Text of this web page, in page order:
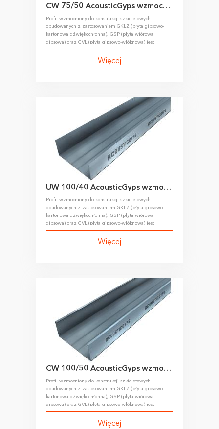
CW 75/50 AcousticGyps wzmocniony profil słupkowy
Profil wzmocniony do konstrukcji szkieletowych
obudowanych z zastosowaniem GKLZ (płyta gipsowo-
kartonowa dźwiękochłonna), GSP (płyta wiórowa
gipsowa) oraz GVL (płyta gipsowo-włóknowa) jest
wykonywany metodą walcowania na zimno taśmy
Więcej
UW 100/40 AcousticGyps wzmocniony profil prowadzący
Profil wzmocniony do konstrukcji szkieletowych
obudowanych z zastosowaniem GKLZ (płyta gipsowo-
kartonowa dźwiękochłonna), GSP (płyta wiórowa
gipsowa) oraz GVL (płyta gipsowo-włóknowa) jest
wykonywany metodą walcowania na zimno taśmy
Więcej
CW 100/50 AcousticGyps wzmocniony profil słupkowy
Profil wzmocniony do konstrukcji szkieletowych
obudowanych z zastosowaniem GKLZ (płyta gipsowo-
kartonowa dźwiękochłonna), GSP (płyta wiórowa
gipsowa) oraz GVL (płyta gipsowo-włóknowa) jest
wykonywany metodą walcowania na zimno taśmy
Więcej